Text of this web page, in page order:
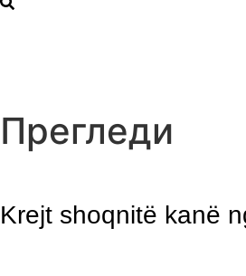
Прегледи
Krejt shoqnitë kanë